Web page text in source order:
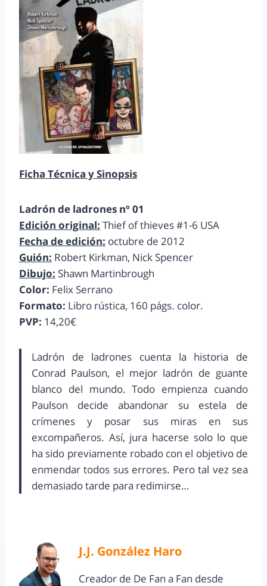
Ficha Técnica y Sinopsis
Ladrón de ladrones nº 01
Edición original: Thief of thieves #1-6 USA
Fecha de edición: octubre de 2012
Guión: Robert Kirkman, Nick Spencer
Dibujo: Shawn Martinbrough
Color: Felix Serrano
Formato: Libro rústica, 160 págs. color.
PVP: 14,20€
Ladrón de ladrones cuenta la historia de
Conrad Paulson, el mejor ladrón de guante
blanco del mundo. Todo empienza cuando
Paulson decide abandonar su estela de
crímenes y posar sus miras en sus
excompañeros. Así, jura hacerse solo lo que
ha sido previamente robado con el objetivo de
enmendar todos sus errores. Pero tal vez sea
demasiado tarde para redimirse…
J.J. González Haro
Creador de De Fan a Fan desde